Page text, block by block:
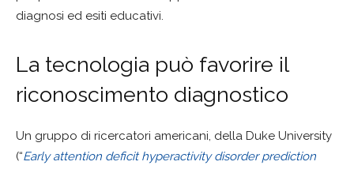
diagnosi ed esiti educativi.
La tecnologia può favorire il
riconoscimento diagnostico
Un gruppo di ricercatori americani, della Duke University
(“Early attention deficit hyperactivity disorder prediction